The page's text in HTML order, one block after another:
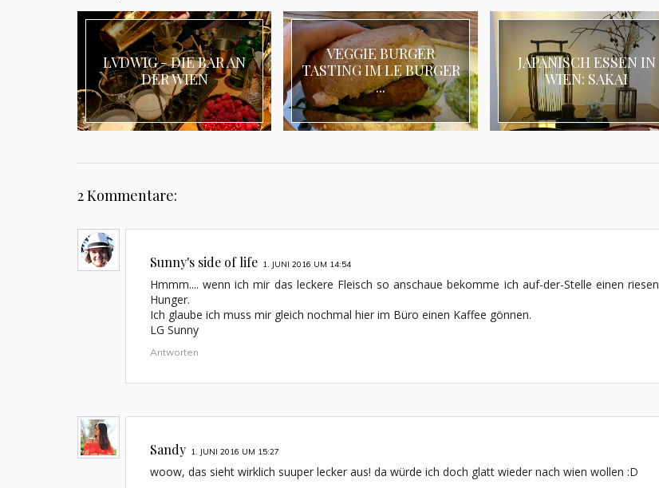
LVDWIG - DIE BAR AN
DER WIEN
VEGGIE BURGER
TASTING IM LE BURGER
...
JAPANISCH ESSEN IN
WIEN: SAKAI
2 Kommentare:
Sunny's side of life 1. JUNI 2016 UM 14:54
Hmmm.... wenn ich mir das leckere Fleisch so anschaue bekomme ich auf-der-Stelle einen riesen
Hunger.
Ich glaube ich muss mir gleich nochmal hier im Büro einen Kaffee gönnen.
LG Sunny
Antworten
Sandy 1. JUNI 2016 UM 15:27
woow, das sieht wirklich suuper lecker aus! da würde ich doch glatt wieder nach wien wollen :D